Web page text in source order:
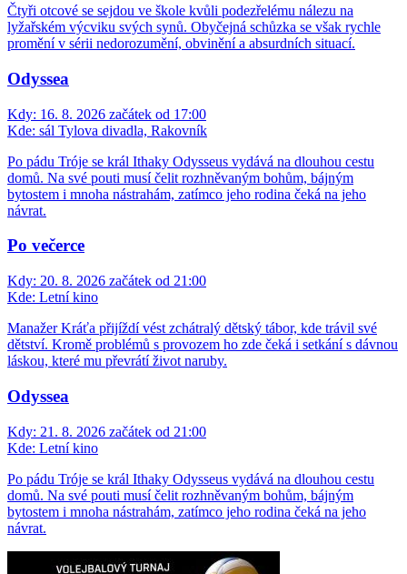
Čtyři otcové se sejdou ve škole kvůli podezřelému nálezu na
lyžařském výcviku svých synů. Obyčejná schůzka se však rychle
promění v sérii nedorozumění, obvinění a absurdních situací.
Odyssea
Kdy: 16. 8. 2026 začátek od 17:00
Kde: sál Tylova divadla, Rakovník
Po pádu Tróje se král Ithaky Odysseus vydává na dlouhou cestu
domů. Na své pouti musí čelit rozhněvaným bohům, bájným
bytostem i mnoha nástrahám, zatímco jeho rodina čeká na jeho
návrat.
Po večerce
Kdy: 20. 8. 2026 začátek od 21:00
Kde: Letní kino
Manažer Kráťa přijíždí vést zchátralý dětský tábor, kde trávil své
dětství. Kromě problémů s provozem ho zde čeká i setkání s dávnou
láskou, které mu převrátí život naruby.
Odyssea
Kdy: 21. 8. 2026 začátek od 21:00
Kde: Letní kino
Po pádu Tróje se král Ithaky Odysseus vydává na dlouhou cestu
domů. Na své pouti musí čelit rozhněvaným bohům, bájným
bytostem i mnoha nástrahám, zatímco jeho rodina čeká na jeho
návrat.